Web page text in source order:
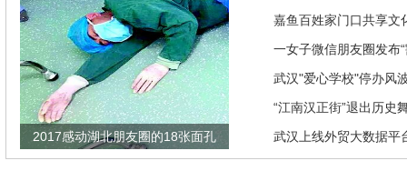
2017感动湖北朋友圈的18张面孔
偿40余万元
嘉鱼百姓家门口共享文
馆讲座家里看
一女子微信朋友圈发布
发现竟是闹剧
武汉"爱心学校"停办风
“江南汉正街”退出历史
武汉上线外贸大数据平